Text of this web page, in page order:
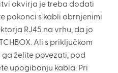
okvirja je treba dodati
pokonci s kabli obrnjenimi
RJ45 na vrhu, da jo
Ali s priključkom
ga želite povezati, pod
upogibanju kabla. Pri